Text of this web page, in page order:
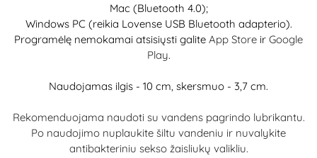
Mac (Bluetooth 4.0);
Windows PC (reikia Lovense USB Bluetooth adapterio).
Programėlę nemokamai atsisiųsti galite App Store ir Google
Play.
Naudojamas ilgis - 10 cm, skersmuo - 3,7 cm.
Rekomenduojama naudoti su vandens pagrindo lubrikantu.
Po naudojimo nuplaukite šiltu vandeniu ir nuvalykite
antibakteriniu sekso žaisliukų valikliu.